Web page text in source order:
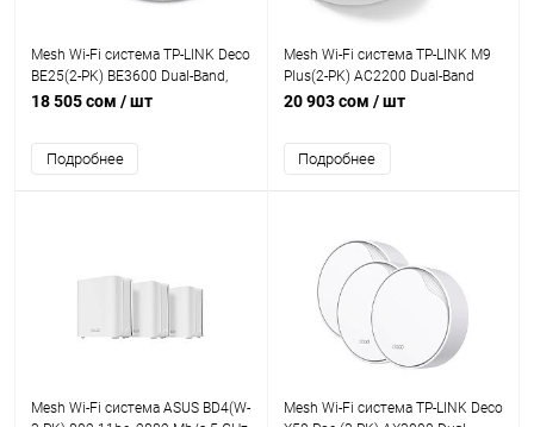
Mesh Wi-Fi система TP-LINK Deco
BE25(2-PK) BE3600 Dual-Band,
4324Mb/s 5GHz+688Mb/s
antenna,Parental Control
18 505 сом / шт
Подробнее
Mesh Wi-Fi система TP-LINK M9
Plus(2-PK) AC2200 Dual-Band
867Mb/s 5GHz+400Mb/s 2.4GHz,
MU-MIMO, Parental Control
20 903 сом / шт
Подробнее
Mesh Wi-Fi система ASUS BD4(W-
Mesh Wi-Fi система TP-LINK Deco